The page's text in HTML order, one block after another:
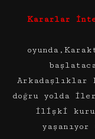
Kararlar
Arkadaşlıklar
doğru yolda
ilişki
yaşanıyor